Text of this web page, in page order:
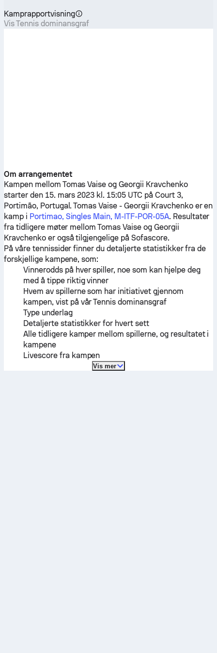
Kamprapportvisning
Vis Tennis dominansgraf
Om arrangementet
Kampen mellom Tomas Vaise ogGeorgii Kravchenko
starter den 15. mars 2023 kl. 15:05 UTC på Court 3,
Portimão, Portugal.Tomas Vaise -Georgii Kravchenkoer en
kamp i Portimao, Singles Main, M-ITF-POR-05A. Resultater
fra tidligere møter mellomTomas Vaiseog Georgii
Kravchenkoer også tilgjengelige på Sofascore.
På våre tennissider finner du detaljerte statistikker fra de
forskjellige kampene, som:
Vinnerodds på hver spiller, noe som kan hjelpe deg
med å tippe riktig vinner
Hvem av spillerne som har initiativet gjennom
kampen, vist på vår Tennis dominansgraf
Type underlag
Detaljerte statistikker for hvert sett
Alle tidligere kamper mellom spillerne, og resultatet i
kampene
Livescore fra kampen
Vis mer